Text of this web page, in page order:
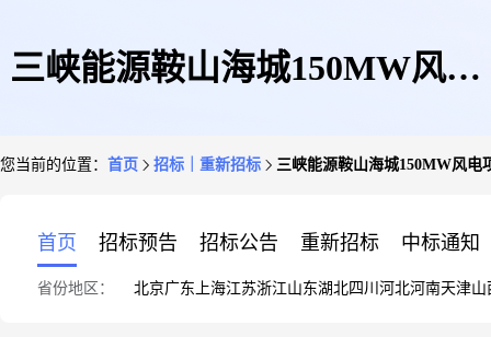
三峡能源鞍山海城150MW风电
您当前的位置： 首页 招标｜重新招标 三峡能源鞍山海城150MW风电
首页 招标预告 招标公告 重新招标 中标通知
省份地区： 北京广东 上海江苏浙江山东湖北四川 河北河南天津山